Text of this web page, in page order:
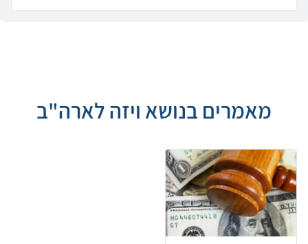
מאמרים בנושא ויזה לארה"ב